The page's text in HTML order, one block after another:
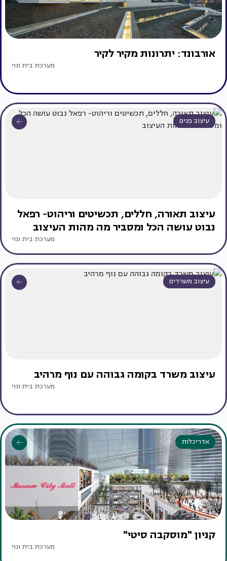
אורבונד: יתרונות מקיר לקיר
מערכת בית ונוי
עיצוב פנים
עיצוב תאורה, חללים, תכשיטים וריהוט- רפאל
נבוט עושה הכל ומסביר מה מהות העיצוב
מערכת בית ונוי
עיצוב משרדים
עיצוב משרד בקומה גבוהה עם נוף מרהיב
מערכת בית ונוי
אדריכלות
קניון "מוסקבה סיטי"
מערכת בית ונוי